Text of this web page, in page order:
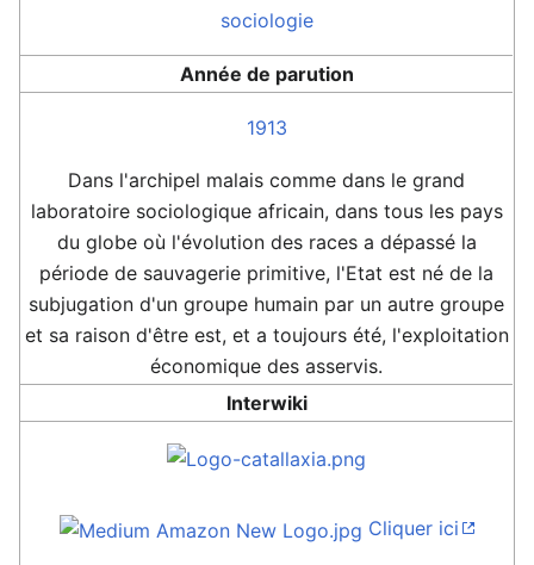
sociologie
Année de parution
1913
Dans l'archipel malais comme dans le grand
laboratoire sociologique africain, dans tous les pays
du globe où l'évolution des races a dépassé la
période de sauvagerie primitive, l'Etat est né de la
subjugation d'un groupe humain par un autre groupe
et sa raison d'être est, et a toujours été, l'exploitation
économique des asservis.
Interwiki
Cliquer ici